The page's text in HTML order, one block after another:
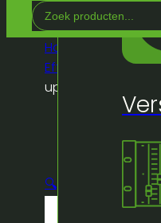
Search
...
Home
Winkel
Effeckten
Buiten/
uplighter
🔍